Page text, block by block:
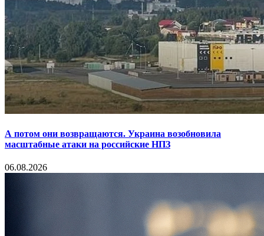
А потом они возвращаются. Украина возобновила
масштабные атаки на российские НПЗ
06.08.2026